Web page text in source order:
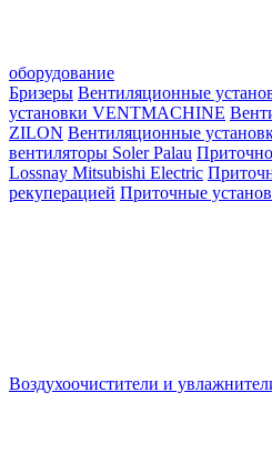
оборудование
Бризеры Вентиляционные
установки VENTMACHINE
ZILON Вентиляционные
вентиляторы Soler Palau
Lossnay Mitsubishi Electric
рекуперацией Приточные
Воздухоочистители и